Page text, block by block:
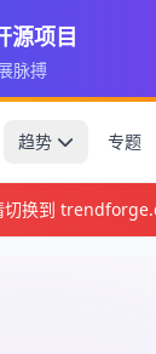
源项目
脉搏
趋势 专题
换到